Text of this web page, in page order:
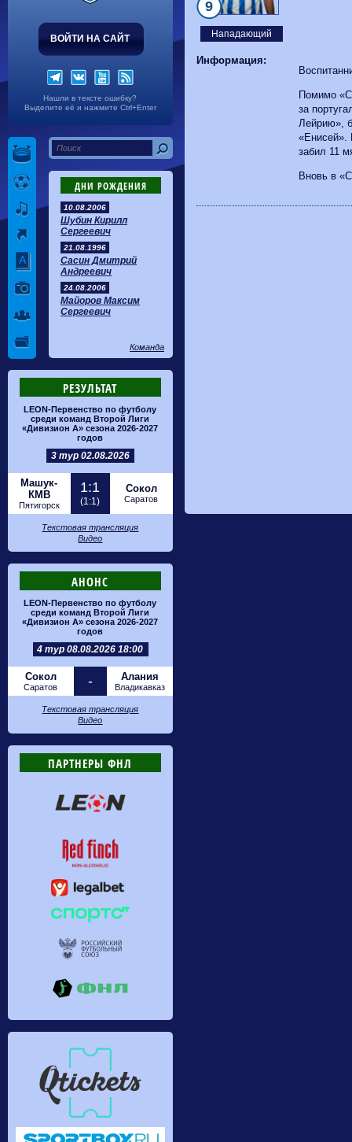
ВОЙТИ НА САЙТ
Нашли в тексте ошибку?
Выделите её и нажмите Ctrl+Enter
ДНИ РОЖДЕНИЯ
10.08.2006
Шубин Кирилл
Сергеевич
21.08.1996
Сасин Дмитрий
Андреевич
24.08.2006
Майоров Максим
Сергеевич
Команда
РЕЗУЛЬТАТ
LEON-Первенство по футболу
среди команд Второй Лиги
«Дивизион А» сезона 2026-2027
годов
3 тур 02.08.2026
Машук-
КМВ
Пятигорск
1:1
(1:1)
Сокол
Саратов
Текстовая трансляция
Видео
АНОНС
LEON-Первенство по футболу
среди команд Второй Лиги
«Дивизион А» сезона 2026-2027
годов
4 тур 08.08.2026 18:00
Сокол
Саратов - Алания
Владикавказ
Текстовая трансляция
Видео
ПАРТНЕРЫ ФНЛ
Нападающий
9
Информация:
Помимо
за
Лейрию»,
«Енисей».
забил 11
Вновь в
Калуга
0-1